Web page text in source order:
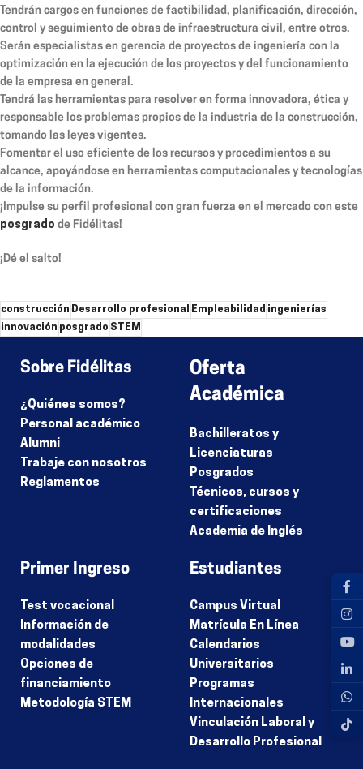
Tendrán cargos en funciones de factibilidad, planificación, dirección,
control y seguimiento de obras de infraestructura civil, entre otros.
Serán especialistas en gerencia de proyectos de ingeniería con la
optimización en la ejecución de los proyectos y del funcionamiento
de la empresa en general.
Tendrá las herramientas para resolver en forma innovadora, ética y
responsable los problemas propios de la industria de la construcción,
tomando las leyes vigentes.
Fomentar el uso eficiente de los recursos y procedimientos a su
alcance, apoyándose en herramientas computacionales y tecnologías
de la información.
¡Impulse su perfil profesional con gran fuerza en el mercado con este
posgrado de Fidélitas!
¡Dé el salto!
construcción Desarrollo profesional Empleabilidad ingenierías
innovación posgrado STEM
Sobre Fidélitas
¿Quiénes somos?
Personal académico
Alumni
Trabaje con nosotros
Reglamentos
Oferta
Académica
Bachilleratos y
Licenciaturas
Posgrados
Técnicos, cursos y
certificaciones
Academia de Inglés
Primer Ingreso
Test vocacional
Información de
modalidades
Opciones de
financiamiento
Metodología STEM
Estudiantes
Campus Virtual
Matrícula En Línea
Calendarios
Universitarios
Programas
Internacionales
Vinculación Laboral y
Desarrollo Profesional